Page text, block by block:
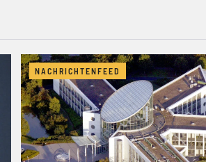
NACHRICHTENFEED